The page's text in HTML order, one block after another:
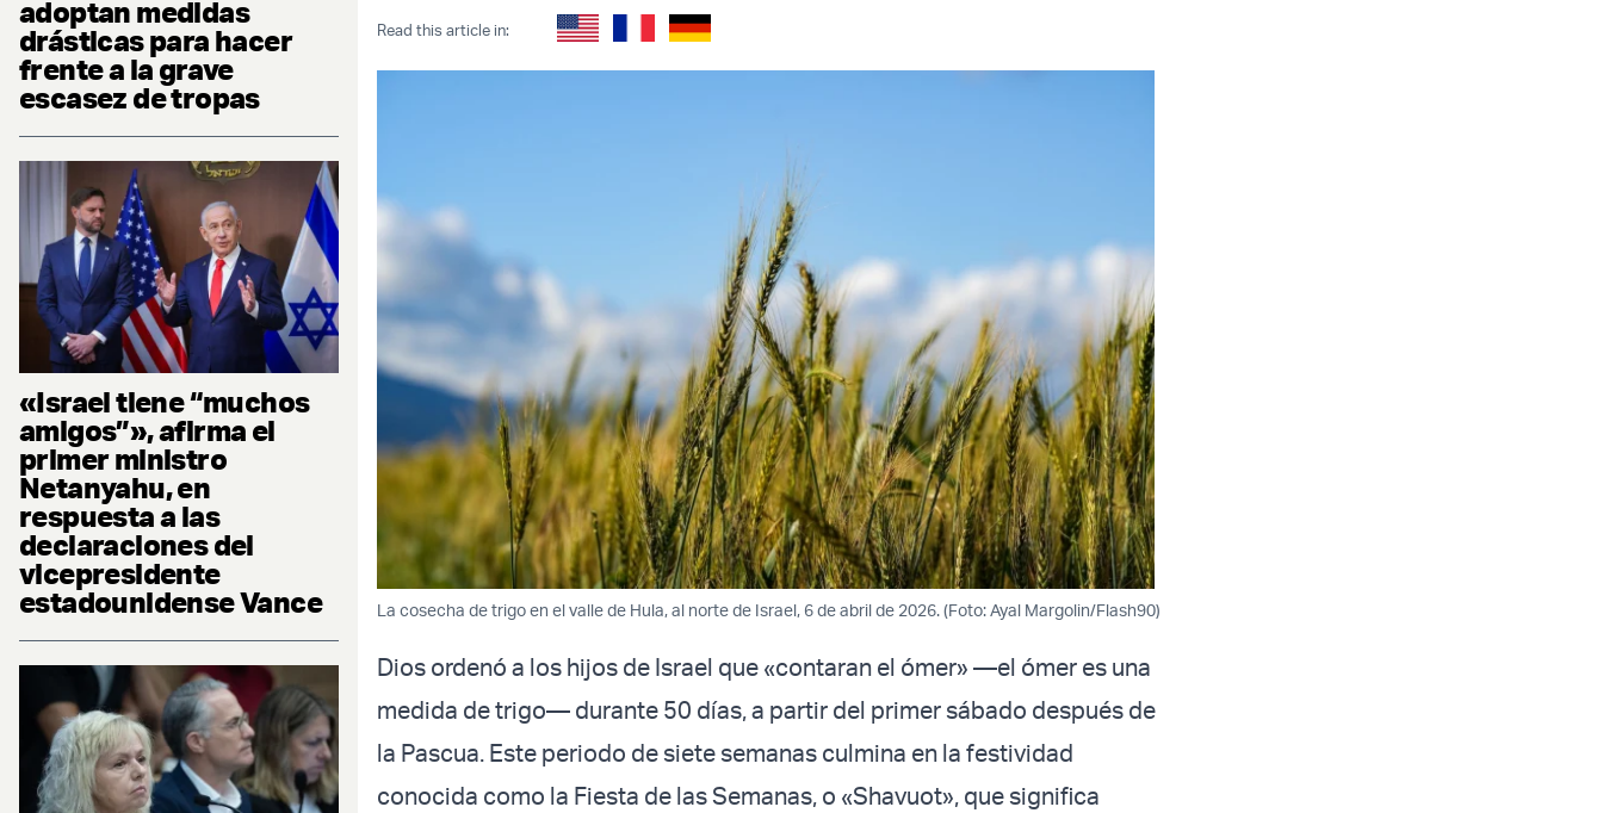
adoptan medidas
drásticas para hacer
frente a la grave
escasez de tropas
«Israel tiene “muchos
amigos”», afirma el
primer ministro
Netanyahu, en
respuesta a las
declaraciones del
vicepresidente
estadounidense Vance
Read this article in:
La cosecha de trigo en el valle de Hula, al norte de Israel, 6 de abril de 2026. (Foto: Ayal Margolin/Flash90)
Dios ordenó a los hijos de Israel que «contaran el ómer» —el ómer es una
medida de trigo— durante 50 días, a partir del primer sábado después de
la Pascua. Este periodo de siete semanas culmina en la festividad
conocida como la Fiesta de las Semanas, o «Shavuot», que significa